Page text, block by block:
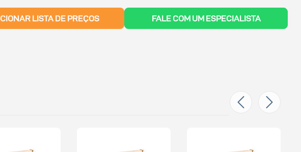
LISTA DE PREÇOS FALE COM UM ESPECIALISTA